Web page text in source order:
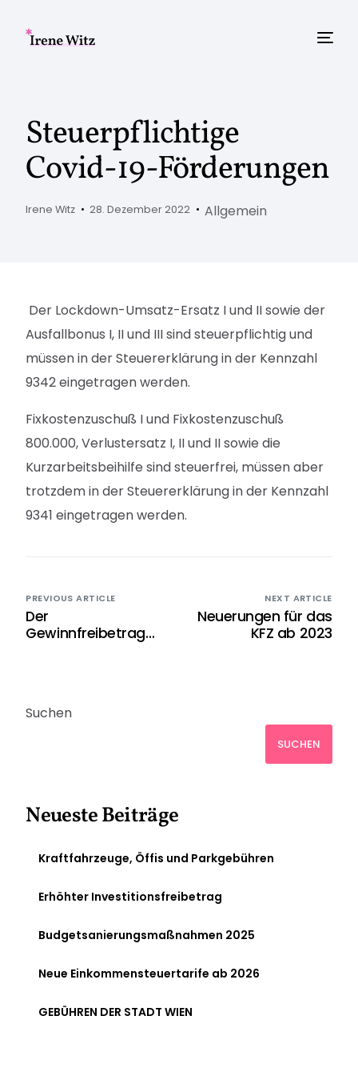
Steuerpflichtige
Covid-19-Förderungen
Irene Witz 28. Dezember 2022 Allgemein
Der Lockdown-Umsatz-Ersatz I und II sowie der
Ausfallbonus I, II und III sind steuerpflichtig und
müssen in der Steuererklärung in der Kennzahl
9342 eingetragen werden.
Fixkostenzuschuß I und Fixkostenzuschuß
800.000, Verlustersatz I, II und II sowie die
Kurzarbeitsbeihilfe sind steuerfrei, müssen aber
trotzdem in der Steuererklärung in der Kennzahl
9341 eingetragen werden.
PREVIOUS ARTICLE
Der
Gewinnfreibetrag
NEXT ARTICLE
Neuerungen für das
KFZ ab 2023
Suchen
SUCHEN
Neueste Beiträge
Kraftfahrzeuge, Öffis und Parkgebühren
Erhöhter Investitionsfreibetrag
Budgetsanierungsmaßnahmen 2025
Neue Einkommensteuertarife ab 2026
GEBÜHREN DER STADT WIEN